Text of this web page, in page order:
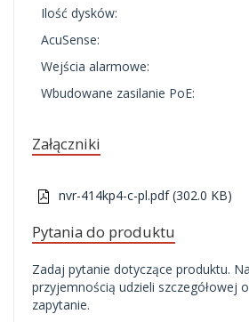
Ilość dysków:
AcuSense:
Wejścia alarmowe:
Wbudowane zasilanie PoE:
Załączniki
nvr-414kp4-c-pl.pdf (302.0 KB)
Pytania do produktu
Zadaj pytanie dotyczące produktu.
przyjemnością udzieli szczegółowej
zapytanie.